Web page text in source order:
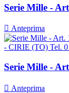
Serie Mille -
 Anteprima
Serie Mille -
 Anteprima